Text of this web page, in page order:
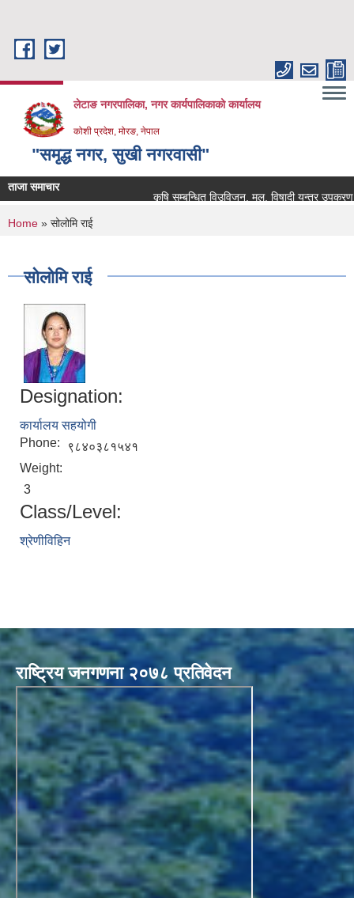
लेटाङ नगरपालिका, नगर कार्यपालिकाको कार्यालय
कोशी प्रदेश, मोरङ, नेपाल
"समृद्ध नगर, सुखी नगरवासी"
ताजा समाचार
कृषि सम्बन्धित विउविजन, मल, विषादी यन्त्र उपकरण
You are here
Home » सोलोमि राई
सोलोमि राई
Designation:
कार्यालय सहयोगी
Phone:
९८४०३८१५४१
Weight:
3
Class/Level:
श्रेणीविहिन
राष्ट्रिय जनगणना २०७८ प्रतिवेदन